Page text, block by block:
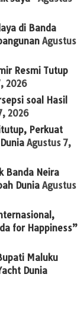
di Banda
Agustus
Resmi Tutup
2026
soal Hasil
2026
Perkuat
Agustus 7,
Banda Neira
Dunia Agustus
for Happiness”
Maluku
Dunia